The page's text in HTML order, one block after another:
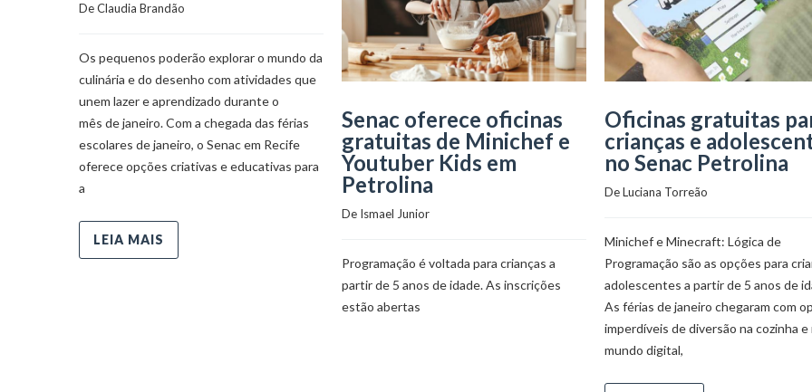
De Claudia Brandão
Os pequenos poderão explorar o mundo da
culinária e do desenho com atividades que
unem lazer e aprendizado durante o
mês de janeiro. Com a chegada das férias
escolares de janeiro, o Senac em Recife
oferece opções criativas e educativas para
a
LEIA MAIS
Senac oferece oficinas
gratuitas de Minichef e
Youtuber Kids em
Petrolina
De Ismael Junior
Programação é voltada para crianças a
partir de 5 anos de idade. As inscrições
estão abertas
Oficinas gratuitas
crianças e
no Senac Petrolina
De Luciana Torreão
Minichef e Minecraft: Lógica de
Programação são as opções para
adolescentes a partir de 5 anos de
As férias de janeiro chegaram com
imperdíveis de diversão na cozinha e
mundo digital,